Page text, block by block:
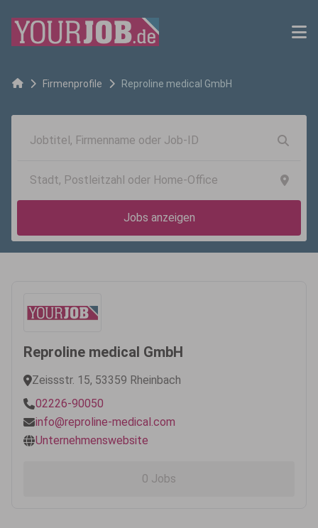
Firmenprofile Reproline medical GmbH
Jobs anzeigen
Reproline medical GmbH
Zeissstr. 15, 53359 Rheinbach
02226-90050
info@reproline-medical.com
Unternehmenswebsite
0 Jobs